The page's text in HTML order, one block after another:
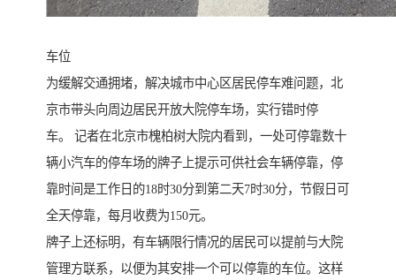
车位
为缓解交通拥堵，解决城市中心区居民停车难问题，北
京市带头向周边居民开放大院停车场，实行错时停
车。 记者在北京市槐柏树大院内看到，一处可停靠数十
辆小汽车的停车场的牌子上提示可供社会车辆停靠，停
靠时间是工作日的18时30分到第二天7时30分，节假日可
全天停靠，每月收费为150元。
牌子上还标明，有车辆限行情况的居民可以提前与大院
管理方联系，以便为其安排一个可以停靠的车位。这样